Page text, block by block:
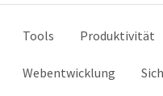
Tools Produktivität
Webentwicklung